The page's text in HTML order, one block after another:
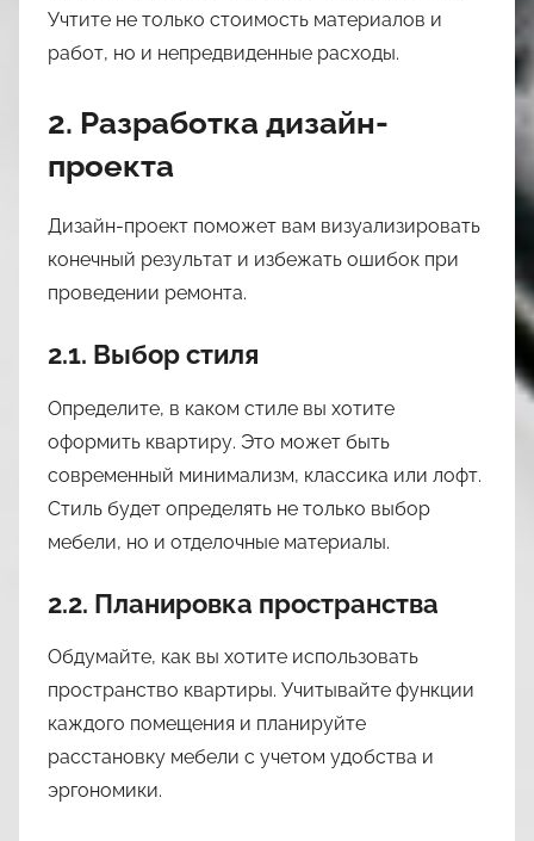
Учтите не только стоимость материалов и
работ, но и непредвиденные расходы.
2. Разработка дизайн-
проекта
Дизайн-проект поможет вам визуализировать
конечный результат и избежать ошибок при
проведении ремонта.
2.1. Выбор стиля
Определите, в каком стиле вы хотите
оформить квартиру. Это может быть
современный минимализм, классика или лофт.
Стиль будет определять не только выбор
мебели, но и отделочные материалы.
2.2. Планировка пространства
Обдумайте, как вы хотите использовать
пространство квартиры. Учитывайте функции
каждого помещения и планируйте
расстановку мебели с учетом удобства и
эргономики.